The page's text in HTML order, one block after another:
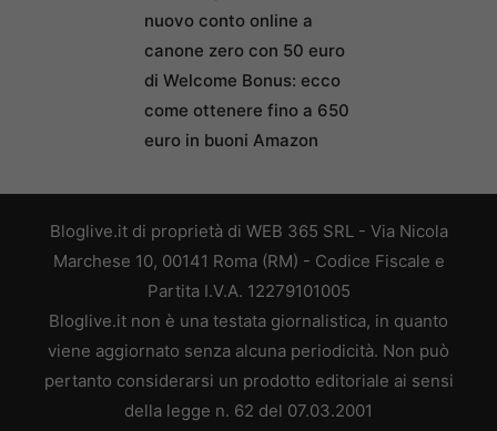
nuovo conto online a
canone zero con 50 euro
di Welcome Bonus: ecco
come ottenere fino a 650
euro in buoni Amazon
Bloglive.it di proprietà di WEB 365 SRL - Via Nicola
Marchese 10, 00141 Roma (RM) - Codice Fiscale e
Partita I.V.A. 12279101005
Bloglive.it non è una testata giornalistica, in quanto
viene aggiornato senza alcuna periodicità. Non può
pertanto considerarsi un prodotto editoriale ai sensi
della legge n. 62 del 07.03.2001